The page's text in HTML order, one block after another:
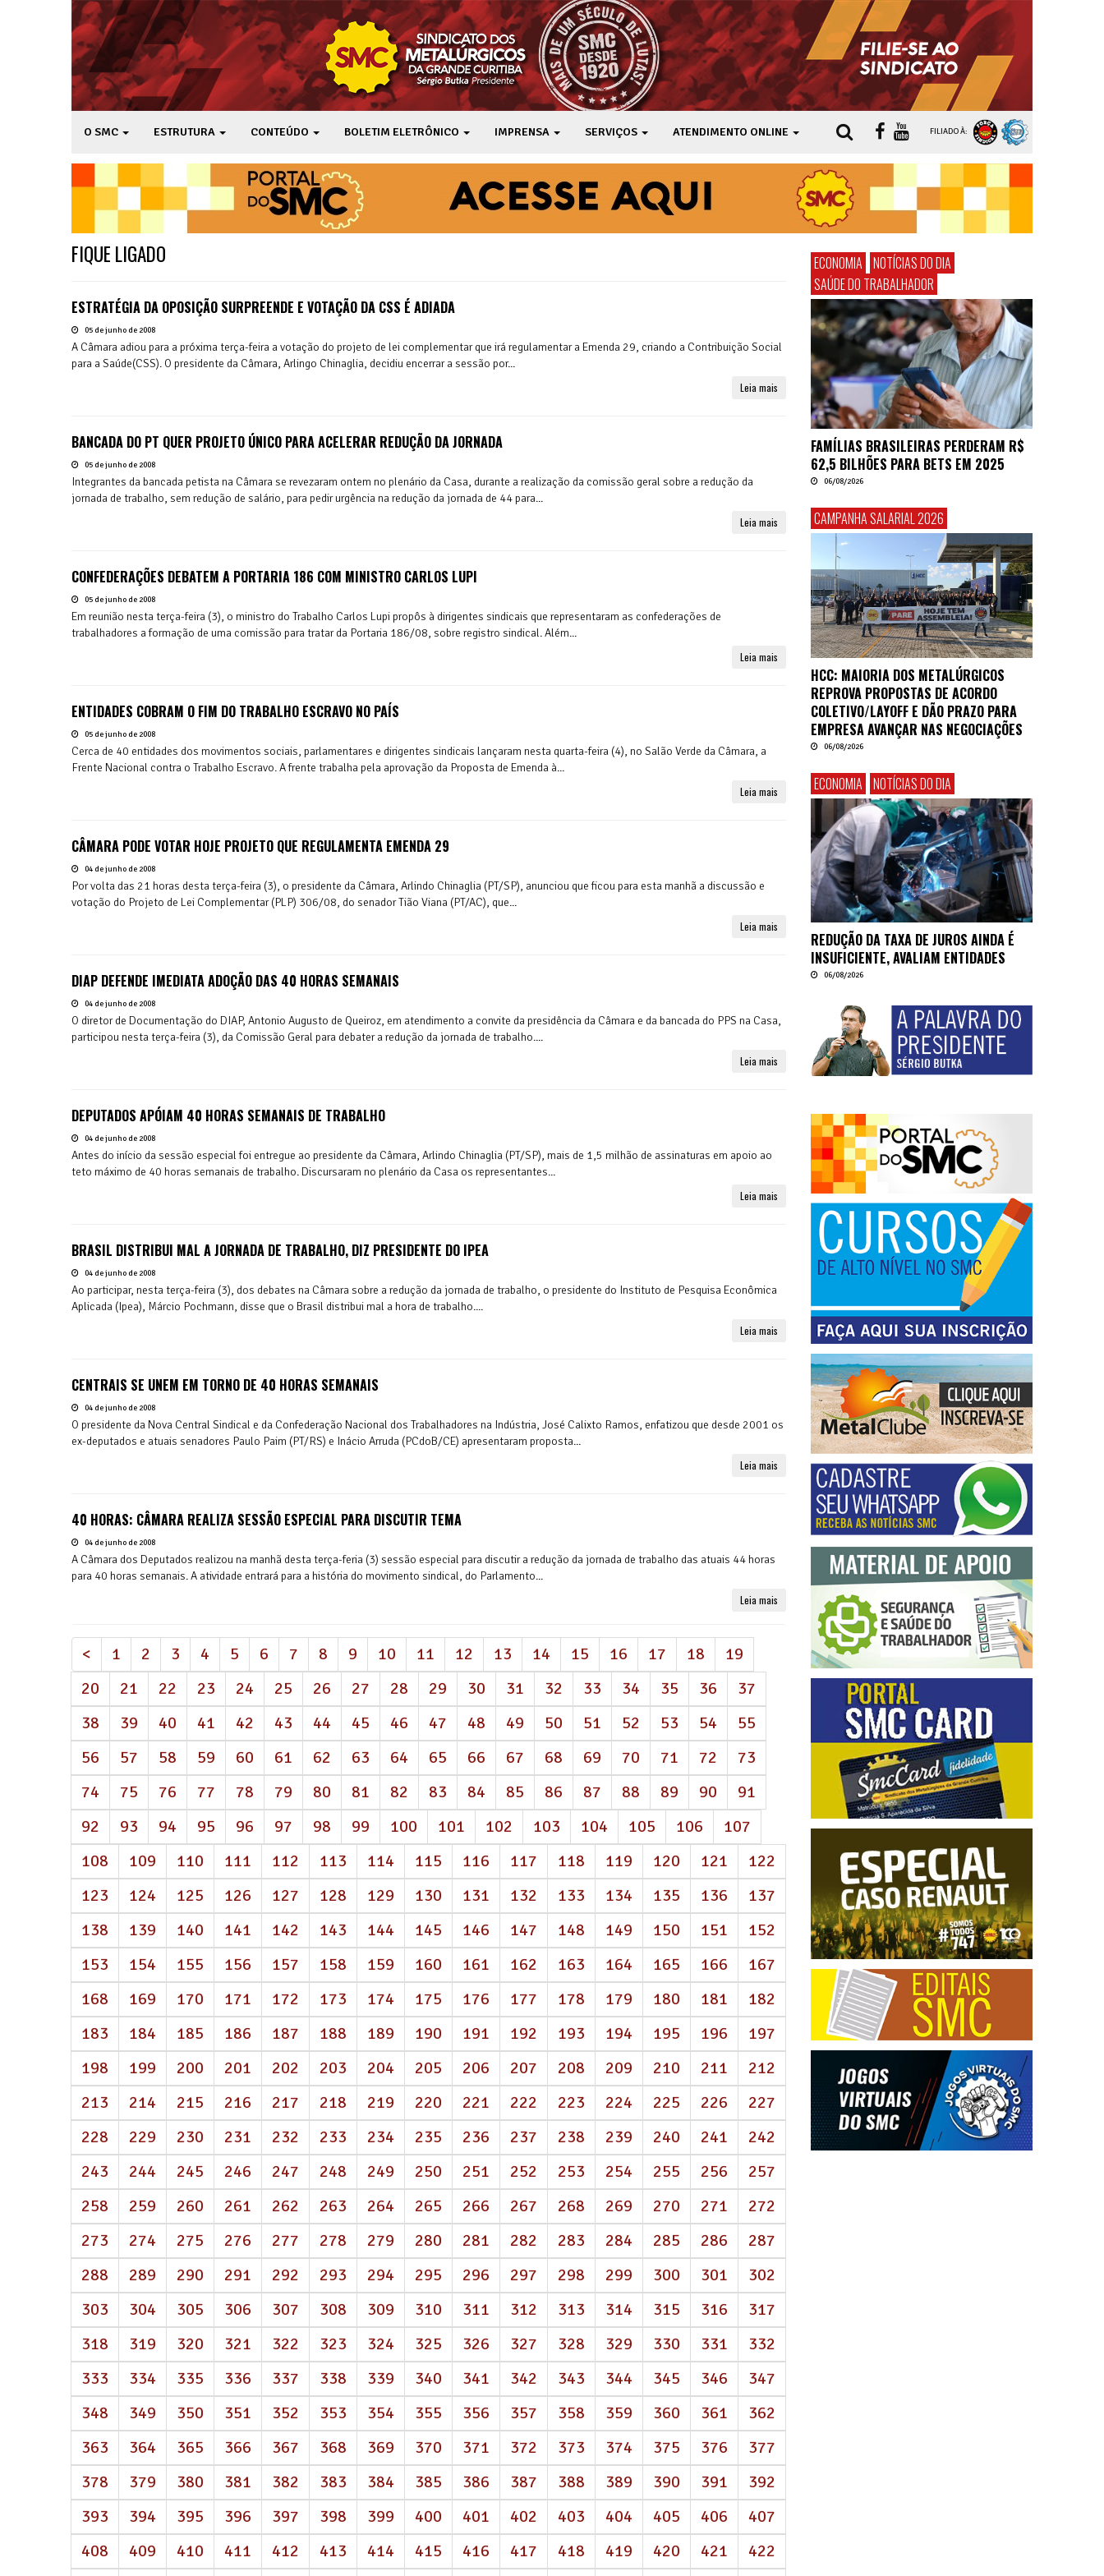
O SMC ESTRUTURA CONTEÚDO BOLETIM ELETRÔNICO IMPRENSA SERVIÇOS ATENDIMENTO ONLINE FILIADO À:
FIQUE LIGADO
ESTRATÉGIA DA OPOSIÇÃO SURPREENDE E VOTAÇÃO DA CSS É ADIADA
05 de junho de 2008
A Câmara adiou para a próxima terça-feira a votação do projeto de lei complementar que irá regulamentar a Emenda 29, criando a Contribuição Social
para a Saúde(CSS). O presidente da Câmara, Arlingo Chinaglia, decidiu encerrar a sessão por...
Leia mais
BANCADA DO PT QUER PROJETO ÚNICO PARA ACELERAR REDUÇÃO DA JORNADA
05 de junho de 2008
Integrantes da bancada petista na Câmara se revezaram ontem no plenário da Casa, durante a realização da comissão geral sobre a redução da
jornada de trabalho, sem redução de salário, para pedir urgência na redução da jornada de 44 para...
Leia mais
CONFEDERAÇÕES DEBATEM A PORTARIA 186 COM MINISTRO CARLOS LUPI
05 de junho de 2008
Em reunião nesta terça-feira (3), o ministro do Trabalho Carlos Lupi propôs à dirigentes sindicais que representaram as confederações de
trabalhadores a formação de uma comissão para tratar da Portaria 186/08, sobre registro sindical. Além...
Leia mais
ENTIDADES COBRAM O FIM DO TRABALHO ESCRAVO NO PAÍS
05 de junho de 2008
Cerca de 40 entidades dos movimentos sociais, parlamentares e dirigentes sindicais lançaram nesta quarta-feira (4), no Salão Verde da Câmara, a
Frente Nacional contra o Trabalho Escravo. A frente trabalha pela aprovação da Proposta de Emenda à...
Leia mais
CÂMARA PODE VOTAR HOJE PROJETO QUE REGULAMENTA EMENDA 29
04 de junho de 2008
Por volta das 21 horas desta terça-feira (3), o presidente da Câmara, Arlindo Chinaglia (PT/SP), anunciou que ficou para esta manhã a discussão e
votação do Projeto de Lei Complementar (PLP) 306/08, do senador Tião Viana (PT/AC), que...
Leia mais
DIAP DEFENDE IMEDIATA ADOÇÃO DAS 40 HORAS SEMANAIS
04 de junho de 2008
O diretor de Documentação do DIAP, Antonio Augusto de Queiroz, em atendimento a convite da presidência da Câmara e da bancada do PPS na Casa,
participou nesta terça-feira (3), da Comissão Geral para debater a redução da jornada de trabalho....
Leia mais
DEPUTADOS APÓIAM 40 HORAS SEMANAIS DE TRABALHO
04 de junho de 2008
Antes do início da sessão especial foi entregue ao presidente da Câmara, Arlindo Chinaglia (PT/SP), mais de 1,5 milhão de assinaturas em apoio ao
teto máximo de 40 horas semanais de trabalho. Discursaram no plenário da Casa os representantes...
Leia mais
BRASIL DISTRIBUI MAL A JORNADA DE TRABALHO, DIZ PRESIDENTE DO IPEA
04 de junho de 2008
Ao participar, nesta terça-feira (3), dos debates na Câmara sobre a redução da jornada de trabalho, o presidente do Instituto de Pesquisa Econômica
Aplicada (Ipea), Márcio Pochmann, disse que o Brasil distribui mal a hora de trabalho....
Leia mais
CENTRAIS SE UNEM EM TORNO DE 40 HORAS SEMANAIS
04 de junho de 2008
O presidente da Nova Central Sindical e da Confederação Nacional dos Trabalhadores na Indústria, José Calixto Ramos, enfatizou que desde 2001 os
ex-deputados e atuais senadores Paulo Paim (PT/RS) e Inácio Arruda (PCdoB/CE) apresentaram proposta...
Leia mais
40 HORAS: CÂMARA REALIZA SESSÃO ESPECIAL PARA DISCUTIR TEMA
04 de junho de 2008
A Câmara dos Deputados realizou na manhã desta terça-feria (3) sessão especial para discutir a redução da jornada de trabalho das atuais 44 horas
para 40 horas semanais. A atividade entrará para a história do movimento sindical, do Parlamento...
Leia mais
< 1 2 3 4 5 6 7 8 9 10 11 12 13 14 15 16 17 18
19
20
21 22 23 24 25 26 27 28 29 30 31 32 33 34 35 36
37
38
39 40 41 42 43 44 45 46 47 48 49 50 51 52 53 54
55
56
57 58 59 60 61 62 63 64 65 66 67 68 69 70 71 72
73
74
75 76 77 78 79 80 81 82 83 84 85 86 87 88 89 90
91
92
93 94 95 96 97 98 99 100 101 102 103 104 105 106
107
108
109 110 111 112 113 114 115 116 117 118 119 120 121
122
123
124 125 126 127 128 129 130 131 132 133 134 135 136
137
138
139 140 141 142 143 144 145 146 147 148 149 150 151
152
153
154 155 156 157 158 159 160 161 162 163 164 165 166
167
168
169 170 171 172 173 174 175 176 177 178 179 180 181
182
183
184 185 186 187 188 189 190 191 192 193 194 195 196
197
198
199 200 201 202 203 204 205 206 207 208 209 210 211
212
213
214 215 216 217 218 219 220 221 222 223 224 225 226
227
228
229 230 231 232 233 234 235 236 237 238 239 240 241
242
243
244 245 246 247 248 249 250 251 252 253 254 255 256
257
258
259 260 261 262 263 264 265 266 267 268 269 270 271
272
273
274 275 276 277 278 279 280 281 282 283 284 285 286
287
288
289 290 291 292 293 294 295 296 297 298 299 300 301
302
303
304 305 306 307 308 309 310 311 312 313 314 315 316
317
318
319 320 321 322 323 324 325 326 327 328 329 330 331
332
333
334 335 336 337 338 339 340 341 342 343 344 345 346
347
348
349 350 351 352 353 354 355 356 357 358 359 360 361
362
363
364 365 366 367 368 369 370 371 372 373 374 375 376
377
378
379 380 381 382 383 384 385 386 387 388 389 390 391
392
393
394 395 396 397 398 399 400 401 402 403 404 405 406
407
408
409 410 411 412 413 414 415 416 417 418 419 420 421
422
ECONOMIA NOTÍCIAS DO DIA
SAÚDE DO TRABALHADOR
FAMÍLIAS BRASILEIRAS PERDERAM R$
62,5 BILHÕES PARA BETS EM 2025
06/08/2026
CAMPANHA SALARIAL 2026
HCC: MAIORIA DOS METALÚRGICOS
REPROVA PROPOSTAS DE ACORDO
COLETIVO/LAYOFF E DÃO PRAZO PARA
EMPRESA AVANÇAR NAS NEGOCIAÇÕES
06/08/2026
ECONOMIA NOTÍCIAS DO DIA
REDUÇÃO DA TAXA DE JUROS AINDA É
INSUFICIENTE, AVALIAM ENTIDADES
06/08/2026